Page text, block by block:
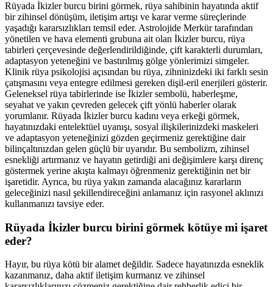
Rüyada İkizler burcu birini görmek, rüya sahibinin hayatında aktif
bir zihinsel dönüşüm, iletişim artışı ve karar verme süreçlerinde
yaşadığı kararsızlıkları temsil eder. Astrolojide Merkür tarafından
yönetilen ve hava elementi grubuna ait olan İkizler burcu, rüya
tabirleri çerçevesinde değerlendirildiğinde, çift karakterli durumları,
adaptasyon yeteneğini ve bastırılmış gölge yönlerimizi simgeler.
Klinik rüya psikolojisi açısından bu rüya, zihninizdeki iki farklı sesin
çatışmasını veya entegre edilmesi gereken dişil-eril enerjileri gösterir.
Geleneksel rüya tabirlerinde ise İkizler sembolü, haberleşme,
seyahat ve yakın çevreden gelecek çift yönlü haberler olarak
yorumlanır. Rüyada İkizler burcu kadını veya erkeği görmek,
hayatınızdaki entelektüel uyanışı, sosyal ilişkilerinizdeki maskeleri
ve adaptasyon yeteneğinizi gözden geçirmeniz gerektiğine dair
bilinçaltınızdan gelen güçlü bir uyarıdır. Bu sembolizm, zihinsel
esnekliği artırmanız ve hayatın getirdiği ani değişimlere karşı direnç
göstermek yerine akışta kalmayı öğrenmeniz gerektiğinin net bir
işaretidir. Ayrıca, bu rüya yakın zamanda alacağınız kararların
geleceğinizi nasıl şekillendireceğini anlamanız için rasyonel aklınızı
kullanmanızı tavsiye eder.
Rüyada İkizler burcu birini görmek kötüye mi işaret
eder?
Hayır, bu rüya kötü bir alamet değildir. Sadece hayatınızda esneklik
kazanmanız, daha aktif iletişim kurmanız ve zihinsel